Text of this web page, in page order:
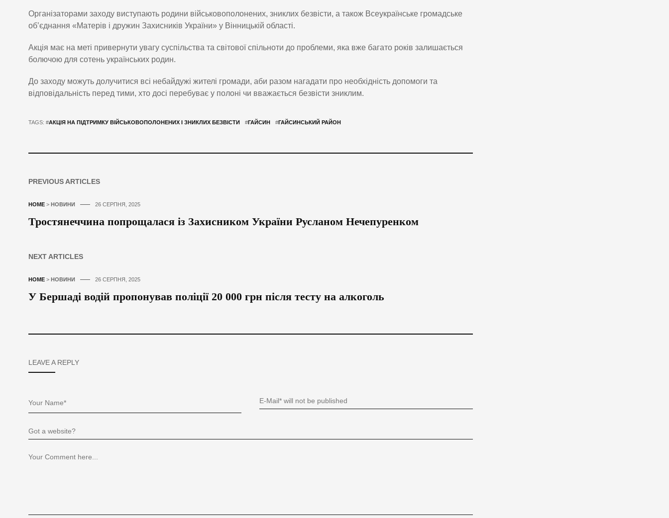
Організаторами заходу виступають родини військовополонених, зниклих безвісти, а також Всеукраїнське громадське
об’єднання «Матерів і дружин Захисників України» у Вінницькій області.
Акція має на меті привернути увагу суспільства та світової спільноти до проблеми, яка вже багато років залишається
болючою для сотень українських родин.
До заходу можуть долучитися всі небайдужі жителі громади, аби разом нагадати про необхідність допомоги та
відповідальність перед тими, хто досі перебуває у полоні чи вважається безвісти зниклим.
TAGS: #АКЦІЯ НА ПІДТРИМКУ ВІЙСЬКОВОПОЛОНЕНИХ І ЗНИКЛИХ БЕЗВІСТИ #ГАЙСИН #ГАЙСИНСЬКИЙ РАЙОН
PREVIOUS ARTICLES
HOME > НОВИНИ 26 СЕРПНЯ, 2025
Тростянеччина попрощалася із Захисником України Русланом Нечепуренком
NEXT ARTICLES
HOME > НОВИНИ 26 СЕРПНЯ, 2025
У Бершаді водій пропонував поліції 20 000 грн після тесту на алкоголь
LEAVE A REPLY